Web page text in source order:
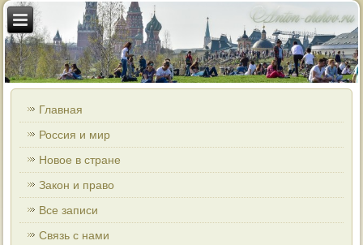
Главная
Россия и мир
Новое в стране
Закон и право
Все записи
Связь с нами